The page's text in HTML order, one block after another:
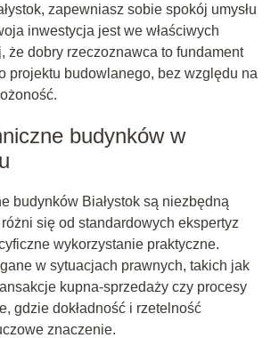
zapewniasz sobie spokój umysłu
inwestycja jest we właściwych
że dobry rzeczoznawca to fundament
projektu budowlanego, bez względu na
budynków w
budynków Białystok są niezbędną
się od standardowych ekspertyz
wykorzystanie praktyczne.
w sytuacjach prawnych, takich jak
kupna-sprzedaży czy procesy
gdzie dokładność i rzetelność
znaczenie.